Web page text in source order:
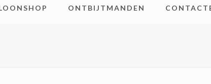
ONTBIJTMANDEN